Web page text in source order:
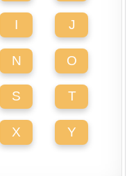
I J
N O
S T
X Y